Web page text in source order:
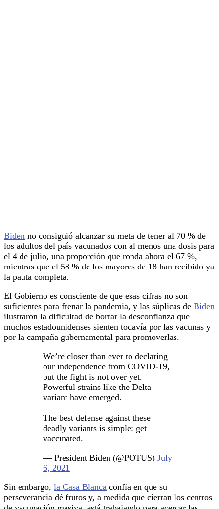
Biden no consiguió alcanzar su meta de tener al 70 % de
los adultos del país vacunados con al menos una dosis para
el 4 de julio, una proporción que ronda ahora el 67 %,
mientras que el 58 % de los mayores de 18 han recibido ya
la pauta completa.
El Gobierno es consciente de que esas cifras no son
suficientes para frenar la pandemia, y las súplicas de Biden
ilustraron la dificultad de borrar la desconfianza que
muchos estadounidenses sienten todavía por las vacunas y
por la campaña gubernamental para promoverlas.
We’re closer than ever to declaring
our independence from COVID-19,
but the fight is not over yet.
Powerful strains like the Delta
variant have emerged.
The best defense against these
deadly variants is simple: get
vaccinated.
— President Biden (@POTUS) July
6, 2021
Sin embargo, la Casa Blanca confía en que su
perseverancia dé frutos y, a medida que cierran los centros